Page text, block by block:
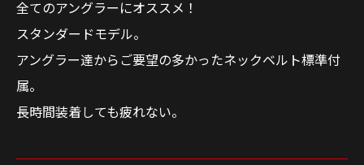
全てのアングラーにオススメ！
スタンダードモデル。
アングラー達からご要望の多かったネックベルト標準付
属。
長時間装着しても疲れない。